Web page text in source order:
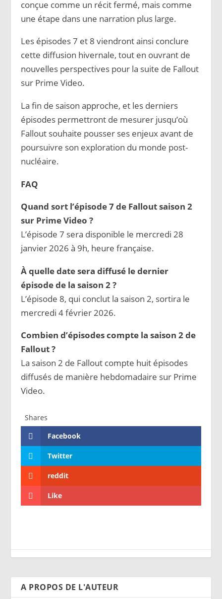
conçue comme un récit fermé, mais comme
une étape dans une narration plus large.
Les épisodes 7 et 8 viendront ainsi conclure
cette diffusion hivernale, tout en ouvrant de
nouvelles perspectives pour la suite de Fallout
sur Prime Video.
La fin de saison approche, et les derniers
épisodes permettront de mesurer jusqu’où
Fallout souhaite pousser ses enjeux avant de
poursuivre son exploration du monde post-
nucléaire.
FAQ
Quand sort l’épisode 7 de Fallout saison 2
sur Prime Video ?
L’épisode 7 sera disponible le mercredi 28
janvier 2026 à 9h, heure française.
À quelle date sera diffusé le dernier
épisode de la saison 2 ?
L’épisode 8, qui conclut la saison 2, sortira le
mercredi 4 février 2026.
Combien d’épisodes compte la saison 2 de
Fallout ?
La saison 2 de Fallout compte huit épisodes
diffusés de manière hebdomadaire sur Prime
Video.
Shares
Facebook
Twitter
reddit
Like
A PROPOS DE L'AUTEUR